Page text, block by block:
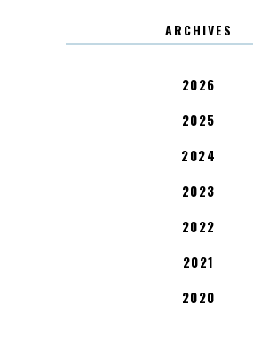
ARCHIVES
2026
2025
2024
2023
2022
2021
2020